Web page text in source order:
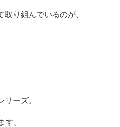
り組んでいるのが、
ーズ。
。